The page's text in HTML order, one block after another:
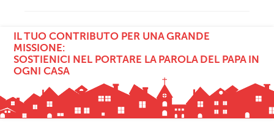
IL TUO CONTRIBUTO PER UNA GRANDE
MISSIONE:
SOSTIENICI NEL PORTARE LA PAROLA DEL PAPA IN
OGNI CASA